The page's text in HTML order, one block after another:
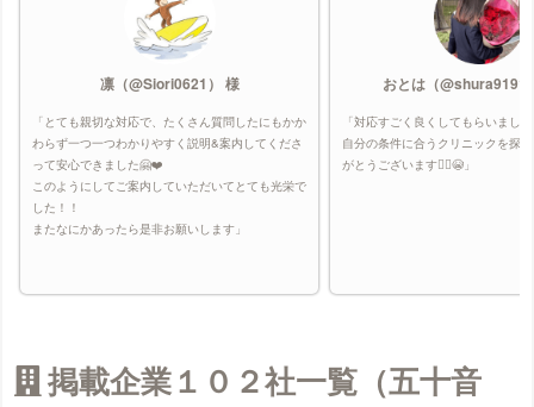
凛（@Siori0621） 様
「とても親切な対応で、たくさん質問したにもかか
わらず一つ一つわかりやすく説明&案内してくださ
って安心できました🤗❤️
このようにしてご案内していただいてとても光栄で
した！！
またなにかあったら是非お願いします」
おとは（
「対応すごく良くしてもらいまし
自分の条件に合うクリニックを探
がとうございます🙇‍♀️😭」
掲載企業１０２社一覧（五十音